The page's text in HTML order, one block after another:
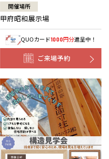
開催場所
甲府昭和展示場
QUOカード1000円分進呈中！
ご来場予約